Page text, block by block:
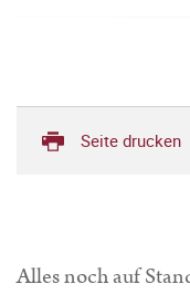
Seite drucken
Alles noch auf